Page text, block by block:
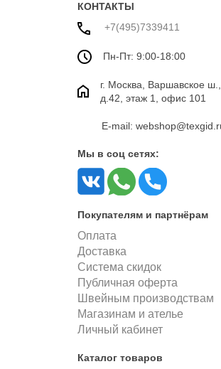
КОНТАКТЫ
+7(495)7339411
Пн-Пт: 9:00-18:00
г. Москва, Варшавское ш.,
д.42, этаж 1, офис 101
E-mail:
Мы в соц сетях:
Покупателям и партнёрам
Оплата
Доставка
Система скидок
Публичная оферта
Швейным производствам
Магазинам и ателье
Личный кабинет
Каталог товаров